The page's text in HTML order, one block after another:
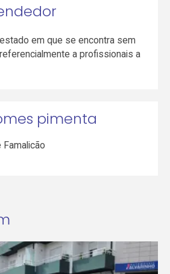
em que se encontra sem
a profissionais a
pimenta
Famalicão